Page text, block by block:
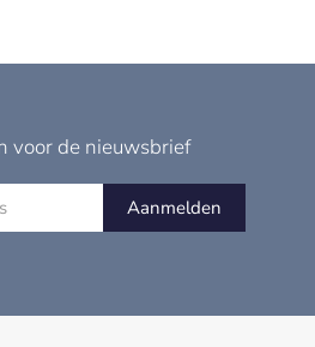
voor de nieuwsbrief
Aanmelden